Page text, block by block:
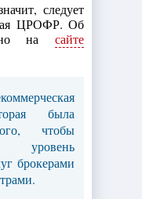
следует
ЦРОФР. Об
на сайте
была
чтобы
уровень
брокерами